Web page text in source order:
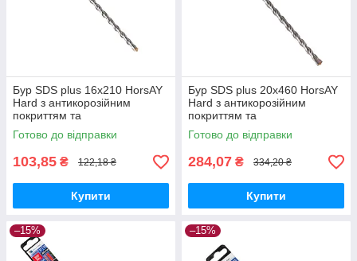
Бур SDS plus 16х210 HorsAY
Hard з антикорозійним
покриттям та
твердосплавною напайкою
YG8C
Готово до відправки
103,85 ₴ 122,18 ₴
Купити
Бур SDS plus 20х460 HorsAY
Hard з антикорозійним
покриттям та
твердосплавною напайкою
YG8C
Готово до відправки
284,07 ₴ 334,20 ₴
Купити
–15% –15%